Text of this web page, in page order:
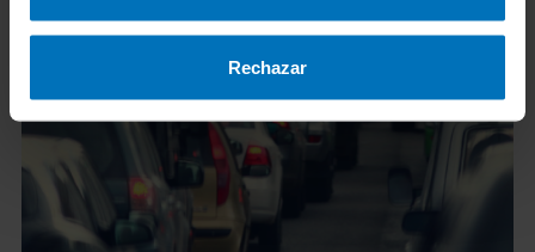
Rechazar